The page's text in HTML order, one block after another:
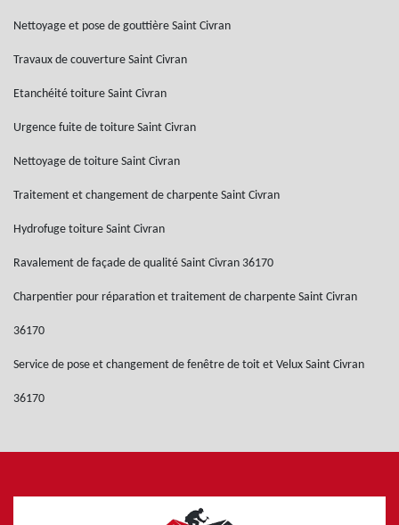
Nettoyage et pose de gouttière Saint Civran
Travaux de couverture Saint Civran
Etanchéité toiture Saint Civran
Urgence fuite de toiture Saint Civran
Nettoyage de toiture Saint Civran
Traitement et changement de charpente Saint Civran
Hydrofuge toiture Saint Civran
Ravalement de façade de qualité Saint Civran 36170
Charpentier pour réparation et traitement de charpente Saint Civran
36170
Service de pose et changement de fenêtre de toit et Velux Saint Civran
36170